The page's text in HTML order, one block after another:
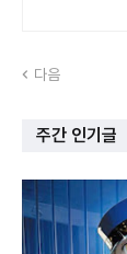
다음
주간 인기글